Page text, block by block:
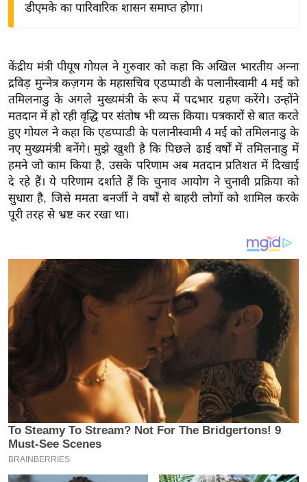
द्यो
ग
त
वि
शे
ष
ज्ञ
रा
य
ब
ल
क्रि
L
2
0
2
डीएमके का पारिवारिक शासन समाप्त होगा।
केंद्रीय मंत्री पीयूष गोयल ने गुरुवार को कहा कि अखिल भारतीय अन्ना
द्रविड़ मुन्नेत्र कज़गम के महासचिव एडप्पाडी के पलानीस्वामी 4 मई को
तमिलनाडु के अगले मुख्यमंत्री के रूप में पदभार ग्रहण करेंगे। उन्होंने
मतदान में हो रही वृद्धि पर संतोष भी व्यक्त किया। पत्रकारों से बात करते
हुए गोयल ने कहा कि एडप्पाडी के पलानीस्वामी 4 मई को तमिलनाडु के
नए मुख्यमंत्री बनेंगे। मुझे खुशी है कि पिछले ढाई वर्षों में तमिलनाडु में
हमने जो काम किया है, उसके परिणाम अब मतदान प्रतिशत में दिखाई
दे रहे हैं। ये परिणाम दर्शाते हैं कि चुनाव आयोग ने चुनावी प्रक्रिया को
सुधारा है, जिसे ममता बनर्जी ने वर्षों से बाहरी लोगों को शामिल करके
पूरी तरह से भ्रष्ट कर रखा था।